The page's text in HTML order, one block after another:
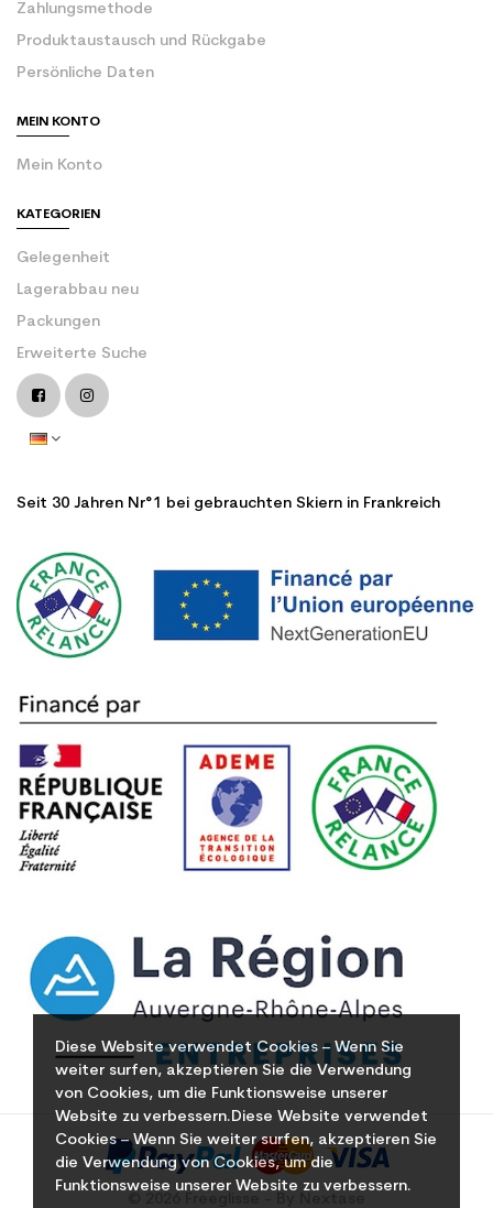
Diese Website verwendet Cookies – Wenn Sie
weiter surfen, akzeptieren Sie die Verwendung
von Cookies, um die Funktionsweise unserer
Website zu verbessern.Diese Website verwendet
Cookies – Wenn Sie weiter surfen, akzeptieren Sie
die Verwendung von Cookies, um die
Funktionsweise unserer Website zu verbessern.
Zahlungsmethode
Produktaustausch und Rückgabe
Persönliche Daten
MEIN KONTO
Mein Konto
KATEGORIEN
Gelegenheit
Lagerabbau neu
Packungen
Erweiterte Suche
Seit 30 Jahren Nr°1 bei gebrauchten Skiern in Frankreich